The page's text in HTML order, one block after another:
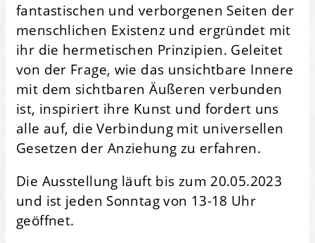
fantastischen und verborgenen Seiten der
menschlichen Existenz und ergründet mit
ihr die hermetischen Prinzipien. Geleitet
von der Frage, wie das unsichtbare Innere
mit dem sichtbaren Äußeren verbunden
ist, inspiriert ihre Kunst und fordert uns
alle auf, die Verbindung mit universellen
Gesetzen der Anziehung zu erfahren.
Die Ausstellung läuft bis zum 20.05.2023
und ist jeden Sonntag von 13-18 Uhr
geöffnet.